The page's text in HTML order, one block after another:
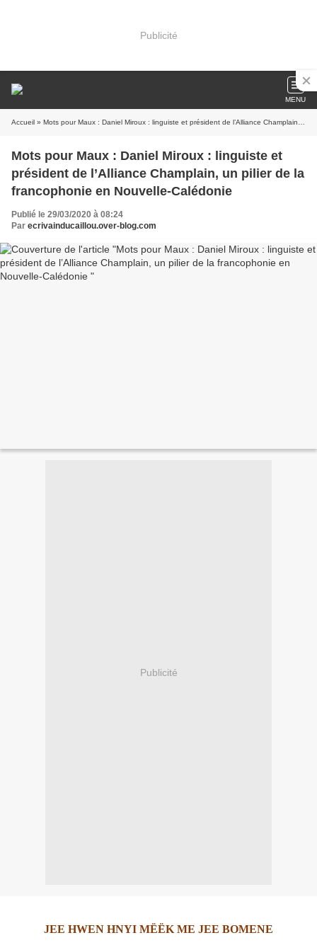
Publicité
MENU
Accueil » Mots pour Maux : Daniel Miroux : linguiste et président de l’Alliance Champlain, un pilier de la francophonie en Nouvelle-Calédonie
Mots pour Maux : Daniel Miroux : linguiste et
président de l’Alliance Champlain, un pilier de la
francophonie en Nouvelle-Calédonie
Publié le 29/03/2020 à 08:24
Par ecrivainducaillou.over-blog.com
Publicité
JEE HWEN HNYI MËËK ME JEE BOMENE